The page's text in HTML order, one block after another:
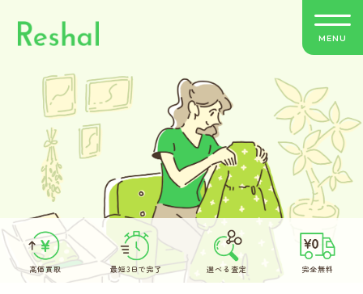
リシャールの特徴
買取方法のご案内
取扱いブランド
よくあるご質問
お客さまの声
MENU
高価買取 最短3日で完了 選べる査定 完全無料